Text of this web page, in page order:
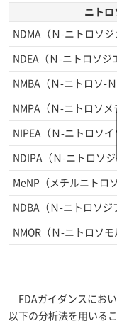
ニトロ
NDMA（Ｎ-ニトロソジ
NDEA（Ｎ-ニトロソジ
NMBA（Ｎ-ニトロソ-
NMPA（Ｎ-ニトロソメ
NIPEA（Ｎ-ニトロソ
NDIPA（Ｎ-ニトロソ
MeNP（メチルニトロ
NDBA（Ｎ-ニトロソジ
NMOR（Ｎ-ニトロソモ
FDAガイダンスにお
以下の分析法を用いる